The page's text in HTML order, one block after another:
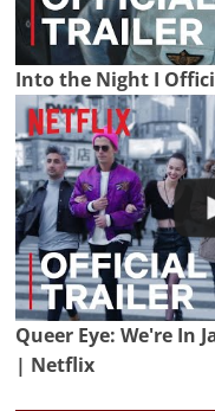
Into the Night I
Queer Eye: We're In
| Netflix